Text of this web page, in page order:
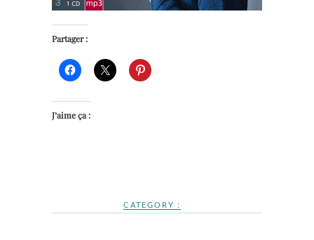
Partager :
J’aime ça :
CATEGORY :